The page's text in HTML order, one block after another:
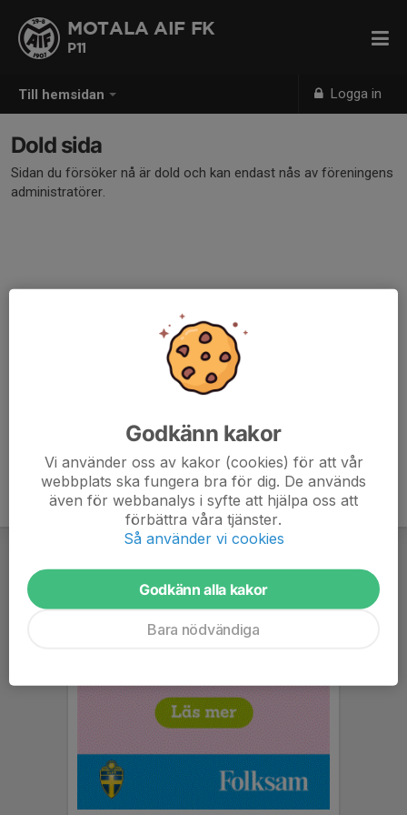
Till hemsidan Logga in
MOTALA AIF FK
P11
Dold sida
Sidan du försöker nå är dold och kan endast nås av föreningens
administratörer.
Godkänn kakor
Vi använder oss av kakor (cookies) för att vår
webbplats ska fungera bra för dig. De används
även för webbanalys i syfte att hjälpa oss att
förbättra våra tjänster.
Så använder vi cookies
Godkänn alla kakor
Bara nödvändiga